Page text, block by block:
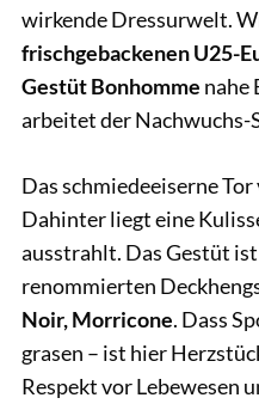
wirkende Dressurwelt.
frischgebackenen U25-
Gestüt Bonhomme nahe
arbeitet der Nachwuchs-
Das schmiedeeiserne Tor
Dahinter liegt eine
ausstrahlt. Das Gestüt
renommierten
Noir, Morricone. Dass
grasen – ist hier
Respekt vor Lebewesen